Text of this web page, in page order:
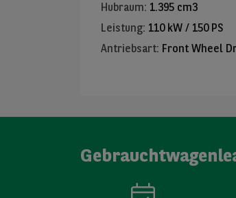
Hubraum: 1.395 cm3
Leistung: 110 kW / 150 PS
Antriebsart: Front Wheel